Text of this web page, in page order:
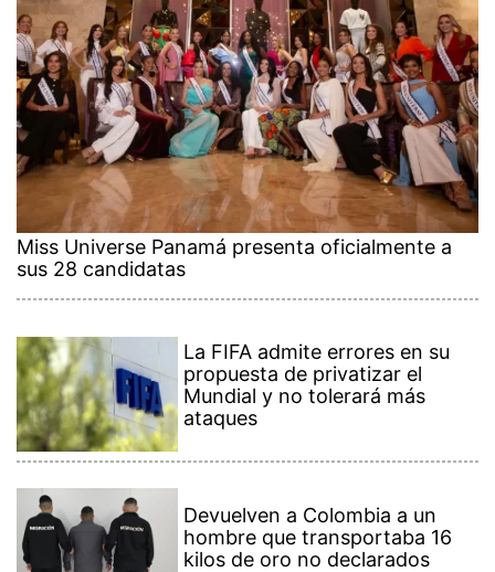
Miss Universe Panamá presenta oficialmente a
sus 28 candidatas
La FIFA admite errores en su
propuesta de privatizar el
Mundial y no tolerará más
ataques
Devuelven a Colombia a un
hombre que transportaba 16
kilos de oro no declarados